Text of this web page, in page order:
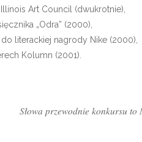
Art Council (dwukrotnie),
„Odra” (2000),
literackiej nagrody Nike (2000),
Kolumn (2001).
Słowa przewodnie konkursu